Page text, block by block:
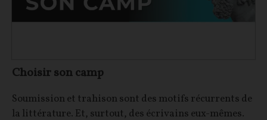
Choisir son camp
Soumission et trahison sont des motifs récurrents de
la littérature. Et, surtout, des écrivains eux-mêmes.